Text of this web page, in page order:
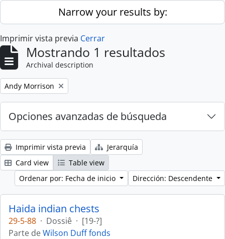
Skip to main contentNarrow your results by:
Imprimir vista previa Cerrar
Mostrando 1 resultados
Archival description
Remove filter:
Andy Morrison
Opciones avanzadas de búsqueda
Imprimir vista previa
Jerarquía
Card view
Table view
Ordenar por: Fecha de inicio
Dirección: Descendente
Haida indian chests
29-5-88 · Dossiê · [19-?]
Parte deWilson Duff fonds